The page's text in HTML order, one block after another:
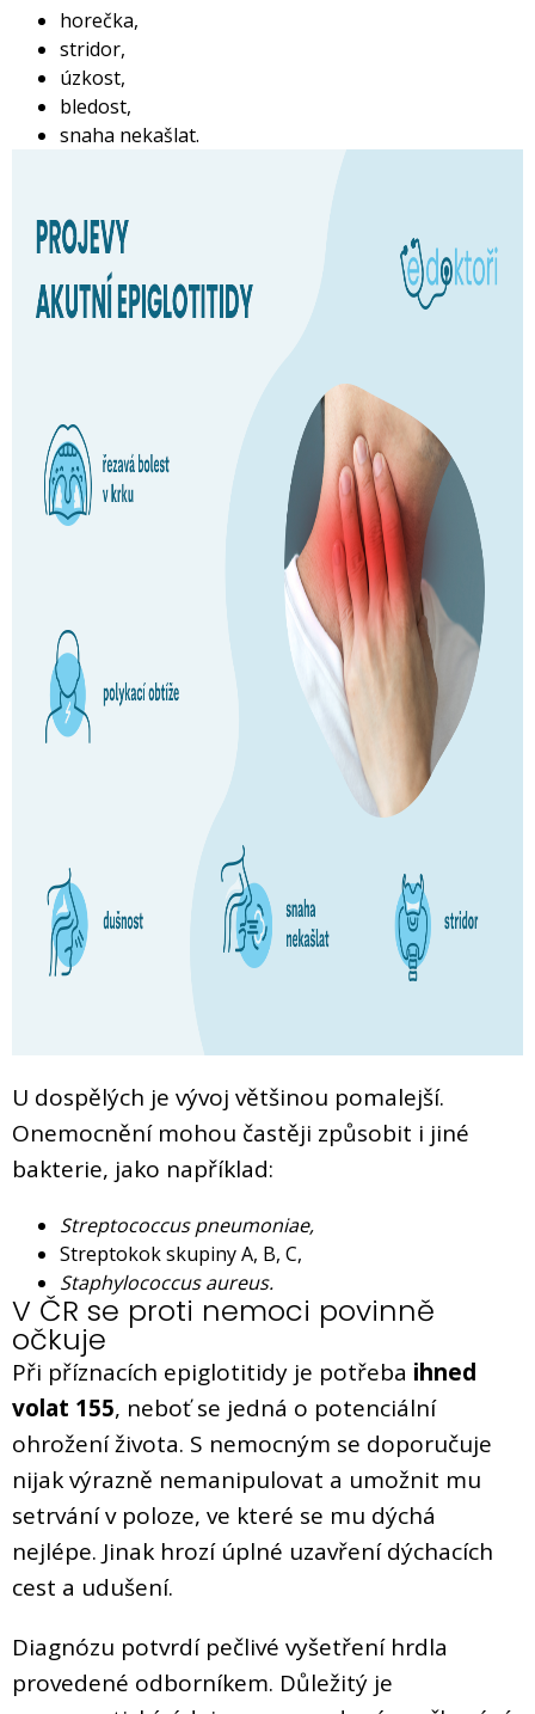
horečka,
stridor,
úzkost,
bledost,
snaha nekašlat.
U dospělých je vývoj většinou pomalejší.
Onemocnění mohou častěji způsobit i jiné
bakterie, jako například:
Streptococcus pneumoniae,
Streptokok skupiny A, B, C,
Staphylococcus aureus.
V ČR se proti nemoci povinně
očkuje
Při příznacích epiglotitidy je potřeba ihned
volat 155, neboť se jedná o potenciální
ohrožení života. S nemocným se doporučuje
nijak výrazně nemanipulovat a umožnit mu
setrvání v poloze, ve které se mu dýchá
nejlépe. Jinak hrozí úplné uzavření dýchacích
cest a udušení.
Diagnózu potvrdí pečlivé vyšetření hrdla
provedené odborníkem. Důležitý je